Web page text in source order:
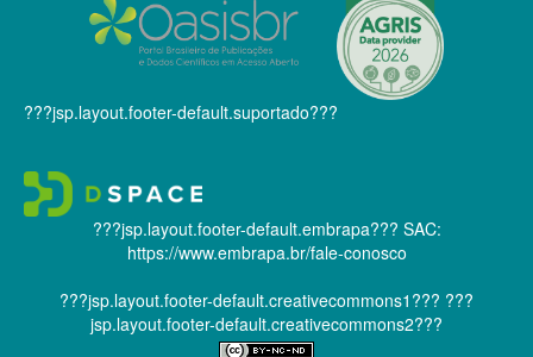
???jsp.layout.footer-default.suportado???
???jsp.layout.footer-default.embrapa??? SAC:
https://www.embrapa.br/fale-conosco
???jsp.layout.footer-default.creativecommons1??? ???
jsp.layout.footer-default.creativecommons2???